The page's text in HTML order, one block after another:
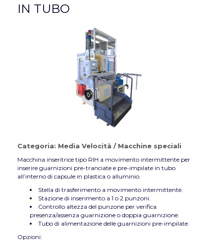
IN TUBO
Categoria: Media Velocità / Macchine speciali
Macchina inseritrice tipo RIH a movimento intermittente per
inserire guarnizioni pre-tranciate e pre-impilate in tubo
all’interno di capsule in plastica o alluminio.
Stella di trasferimento a movimento intermittente.
Stazione di inserimento a 1 o 2 punzoni.
Controllo altezza del punzone per verifica
presenza/assenza guarnizione o doppia guarnizione.
Tubo di alimentazione delle guarnizioni pre-impilate.
Opzioni: